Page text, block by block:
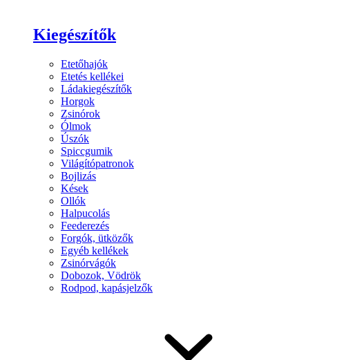
Kiegészítők
Etetőhajók
Etetés kellékei
Ládakiegészítők
Horgok
Zsinórok
Ólmok
Úszók
Spiccgumik
Világítópatronok
Bojlizás
Kések
Ollók
Halpucolás
Feederezés
Forgók, ütközők
Egyéb kellékek
Zsinórvágók
Dobozok, Vödrök
Rodpod, kapásjelzők